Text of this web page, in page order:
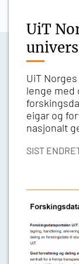
UiT
UiT
lenge med
eigar og
nasjonalt
SIST